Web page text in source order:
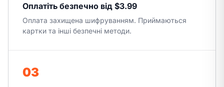
Оплатіть безпечно від $3.99
Оплата захищена шифруванням. Приймаються
картки та інші безпечні методи.
03